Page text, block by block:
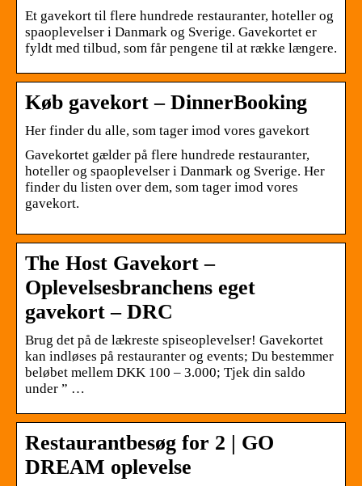
Et gavekort til flere hundrede restauranter, hoteller og
spaoplevelser i Danmark og Sverige. Gavekortet er
fyldt med tilbud, som får pengene til at række længere.
Køb gavekort – DinnerBooking
Her finder du alle, som tager imod vores gavekort
Gavekortet gælder på flere hundrede restauranter,
hoteller og spaoplevelser i Danmark og Sverige. Her
finder du listen over dem, som tager imod vores
gavekort.
The Host Gavekort –
Oplevelsesbranchens eget
gavekort – DRC
Brug det på de lækreste spiseoplevelser! Gavekortet
kan indløses på restauranter og events; Du bestemmer
beløbet mellem DKK 100 – 3.000; Tjek din saldo
under ” …
Restaurantbesøg for 2 | GO
DREAM oplevelse